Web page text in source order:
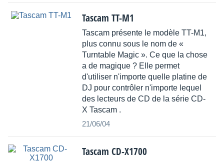
Tascam TT-M1
Tascam présente le modèle TT-M1,
plus connu sous le nom de «
Turntable Magic ». Ce que la chose
a de magique ? Elle permet
d'utiliser n'importe quelle platine de
DJ pour contrôler n'importe lequel
des lecteurs de CD de la série CD-
X Tascam .
21/06/04
Tascam CD-X1700